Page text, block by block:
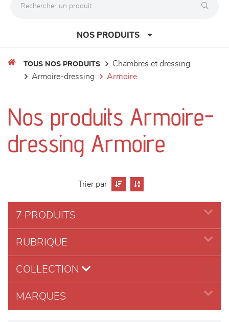
NOS PRODUITS
séjours
meubles de complément
literie
décoration
TOUS NOS PRODUITS
chambres et dressing
armoire-dressing
armoire
Nos produits Armoire-
dressing Armoire
Trier par
7 PRODUITS
RUBRIQUE
COLLECTION
MARQUES